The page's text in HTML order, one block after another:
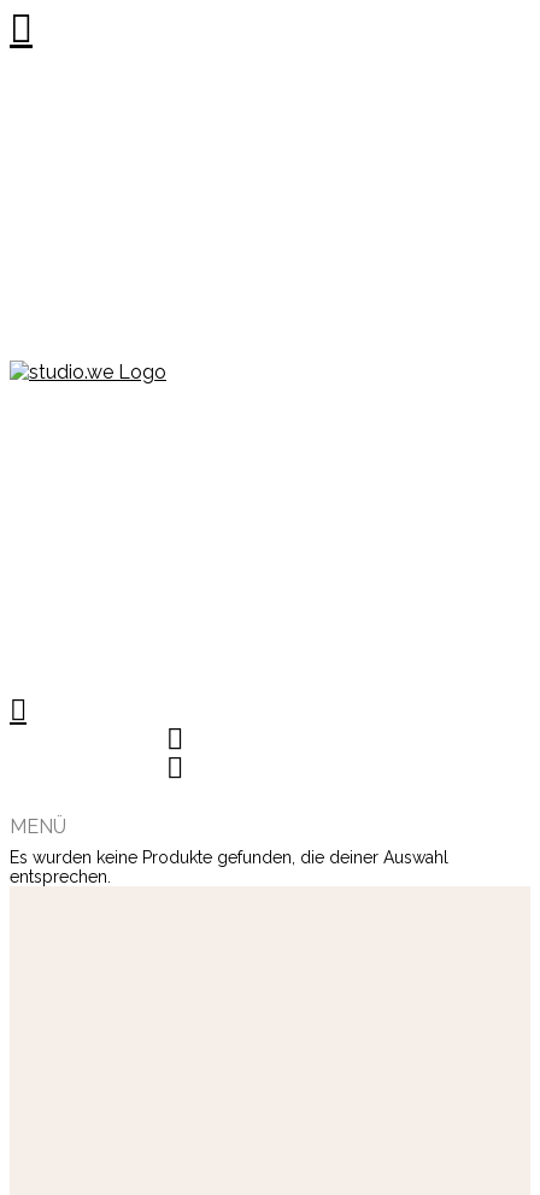
MENÜ
Es wurden keine Produkte gefunden, die deiner Auswahl
entsprechen.